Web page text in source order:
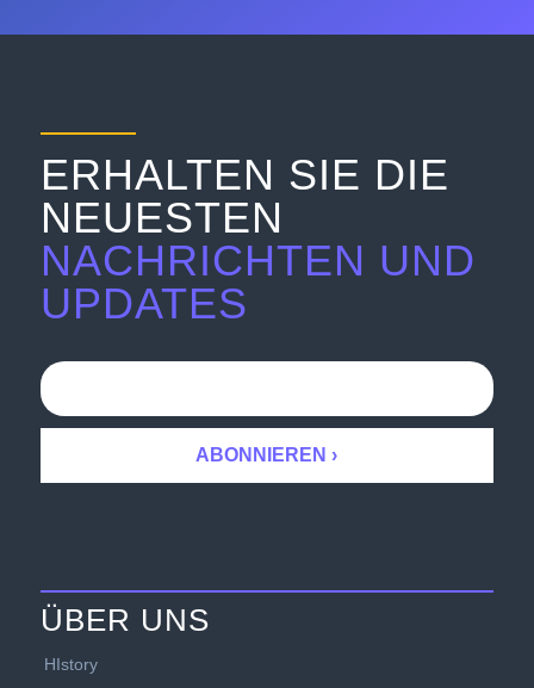
ERHALTEN SIE DIE
NEUESTEN
NACHRICHTEN UND
UPDATES
ÜBER UNS
HIstory